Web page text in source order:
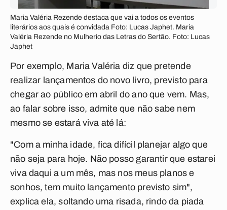
Maria Valéria Rezende destaca que vai a todos os eventos
literários aos quais é convidada Foto: Lucas Japhet. Maria
Valéria Rezende no Mulherio das Letras do Sertão. Foto: Lucas
Japhet
Por exemplo, Maria Valéria diz que pretende
realizar lançamentos do novo livro, previsto para
chegar ao público em abril do ano que vem. Mas,
ao falar sobre isso, admite que não sabe nem
mesmo se estará viva até lá:
"Com a minha idade, fica difícil planejar algo que
não seja para hoje. Não posso garantir que estarei
viva daqui a um mês, mas nos meus planos e
sonhos, tem muito lançamento previsto sim",
explica ela, soltando uma risada, rindo da piada